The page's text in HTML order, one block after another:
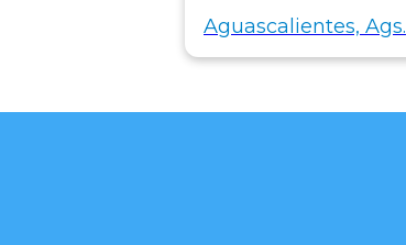
Aguascalientes, Ags.